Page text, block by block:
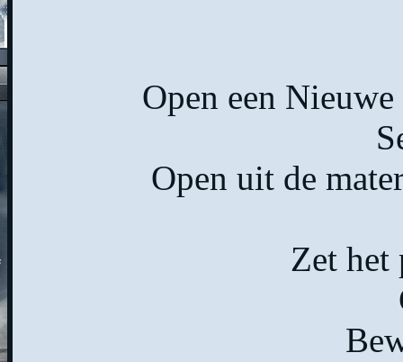
Open een
Open uit de
Zet het